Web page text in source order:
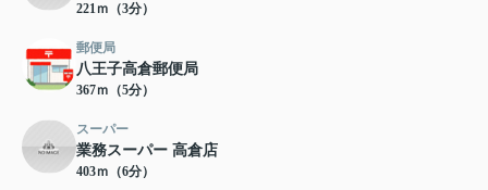
221ｍ（3分）
郵便局
八王子高倉郵便局
367ｍ（5分）
スーパー
業務スーパー 高倉店
403ｍ（6分）